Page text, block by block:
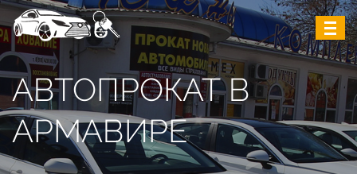
АВТОПРОКАТ В
АРМАВИРЕ